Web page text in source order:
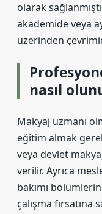
olarak
akademide veya
üzerinden
nasıl
Makyaj uzmanı
eğitim almak
veya devlet
verilir. Ayrıca
bakımı
çalışma fırsatına